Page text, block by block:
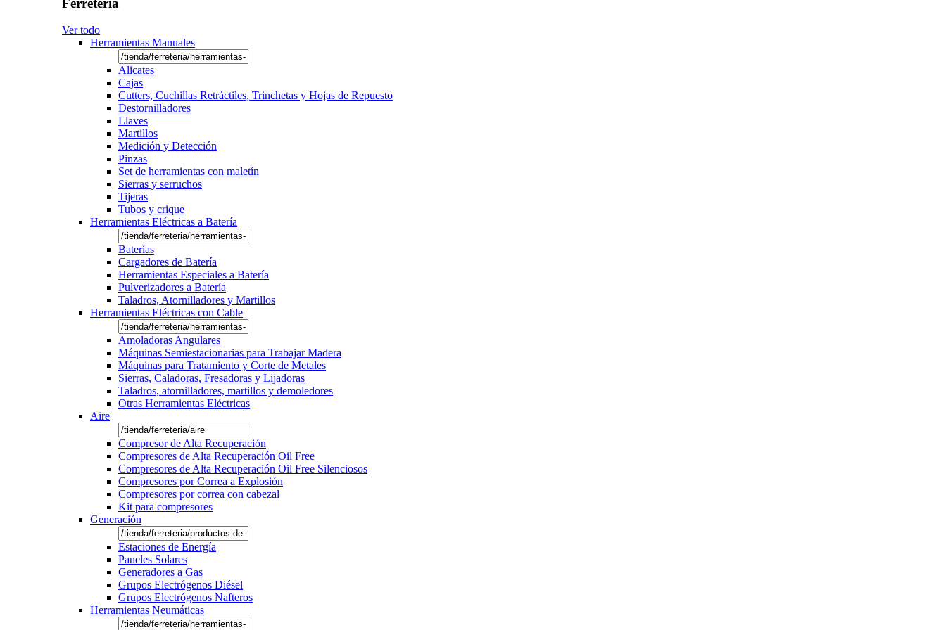
Ferretería
Ver todo
Herramientas Manuales
Alicates
Cajas
Cutters, Cuchillas Retráctiles, Trinchetas y Hojas de Repuesto
Destornilladores
Llaves
Martillos
Medición y Detección
Pinzas
Set de herramientas con maletín
Sierras y serruchos
Tijeras
Tubos y crique
Herramientas Eléctricas a Batería
Baterías
Cargadores de Batería
Herramientas Especiales a Batería
Pulverizadores a Batería
Taladros, Atornilladores y Martillos
Herramientas Eléctricas con Cable
Amoladoras Angulares
Máquinas Semiestacionarias para Trabajar Madera
Máquinas para Tratamiento y Corte de Metales
Sierras, Caladoras, Fresadoras y Lijadoras
Taladros, atornilladores, martillos y demoledores
Otras Herramientas Eléctricas
Aire
Compresor de Alta Recuperación
Compresores de Alta Recuperación Oil Free
Compresores de Alta Recuperación Oil Free Silenciosos
Compresores por Correa a Explosión
Compresores por correa con cabezal
Kit para compresores
Generación
Estaciones de Energía
Paneles Solares
Generadores a Gas
Grupos Electrógenos Diésel
Grupos Electrógenos Nafteros
Herramientas Neumáticas